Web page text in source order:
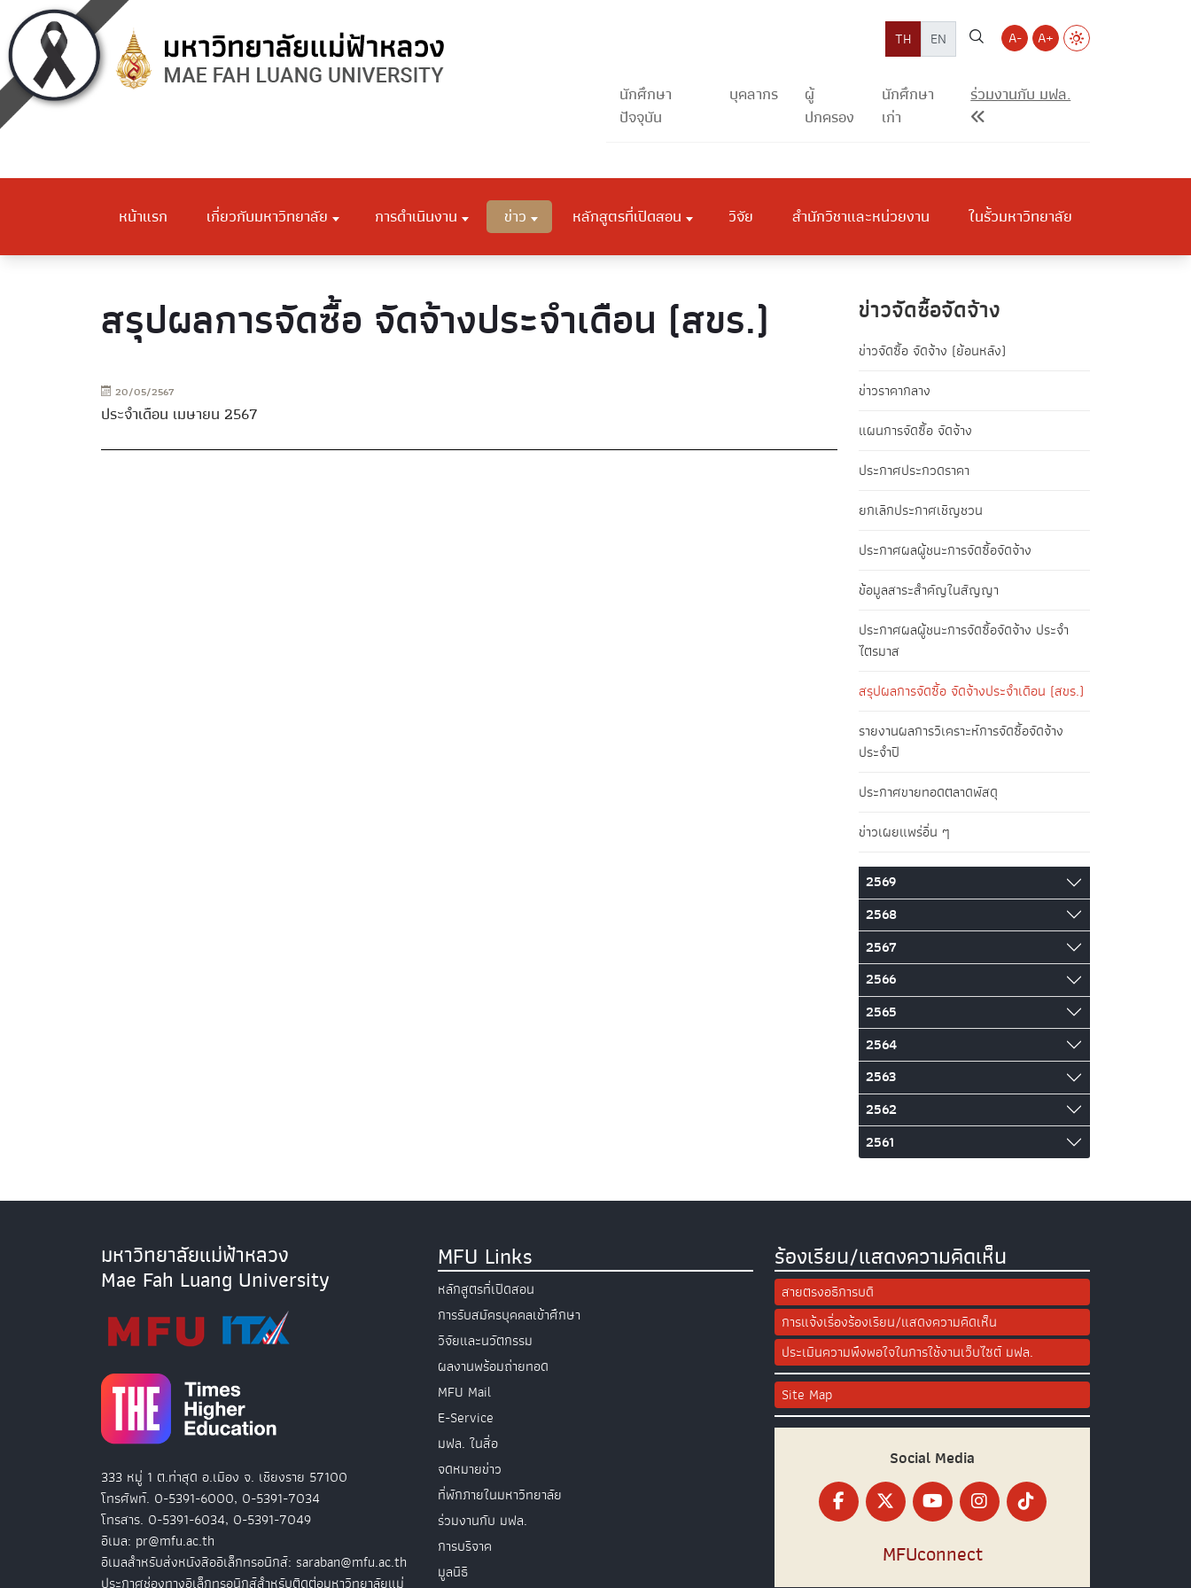
TH EN A- A+
นักศึกษา
ปัจจุบัน
บุคลากร
ผู้
ปกครอง
นักศึกษา
เก่า
ร่วมงานกับ มฟล.
หน้าแรก เกี่ยวกับมหาวิทยาลัย การดำเนินงาน ข่าว หลักสูตรที่เปิดสอน วิจัย สำนักวิชาและหน่วยงาน ในรั้วมหาวิทยาลัย
สรุปผลการจัดซื้อ จัดจ้างประจำเดือน (สขร.)
20/05/2567
ประจำเดือน เมษายน 2567
ข่าวจัดซื้อจัดจ้าง
ข่าวจัดซื้อ จัดจ้าง (ย้อนหลัง)
ข่าวราคากลาง
แผนการจัดซื้อ จัดจ้าง
ประกาศประกวดราคา
ยกเลิกประกาศเชิญชวน
ประกาศผลผู้ชนะการจัดซื้อจัดจ้าง
ข้อมูลสาระสำคัญในสัญญา
ประกาศผลผู้ชนะการจัดซื้อจัดจ้าง ประจำ
ไตรมาส
สรุปผลการจัดซื้อ จัดจ้างประจำเดือน (สขร.)
รายงานผลการวิเคราะห์การจัดซื้อจัดจ้าง
ประจำปี
ประกาศขายทอดตลาดพัสดุ
ข่าวเผยแพร่อื่น ๆ
2569
2568
2567
2566
2565
2564
2563
2562
2561
มหาวิทยาลัยแม่ฟ้าหลวง
Mae Fah Luang University
333 หมู่ 1 ต.ท่าสุด อ.เมือง จ. เชียงราย 57100
โทรศัพท์. 0-5391-6000, 0-5391-7034
โทรสาร. 0-5391-6034, 0-5391-7049
อีเมล: pr@mfu.ac.th
อีเมลสำหรับส่งหนังสืออิเล็กทรอนิกส์: saraban@mfu.ac.th
ประกาศช่องทางอิเล็กทรอนิกส์สำหรับติดต่อมหาวิทยาลัยแม่
MFU Links
หลักสูตรที่เปิดสอน
การรับสมัครบุคคลเข้าศึกษา
วิจัยและนวัตกรรม
ผลงานพร้อมถ่ายทอด
MFU Mail
E-Service
มฟล. ในสื่อ
จดหมายข่าว
ที่พักภายในมหาวิทยาลัย
ร่วมงานกับ มฟล.
การบริจาค
มูลนิธิ
ร้องเรียน/แสดงความคิดเห็น
สายตรงอธิการบดี
การแจ้งเรื่องร้องเรียน/แสดงความคิดเห็น
ประเมินความพึงพอใจในการใช้งานเว็บไซต์ มฟล.
Site Map
Social Media
MFUconnect